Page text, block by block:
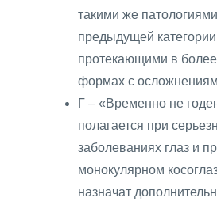
такими же
предыдущей
протекающими в
формах с
Г – «Временно не
полагается при
заболеваниях глаз и
монокулярном
назначат